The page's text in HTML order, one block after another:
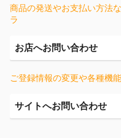
商品の発送やお支払い方法
ラ
お店へお問い合わせ
ご登録情報の変更や各種機
サイトへお問い合わせ